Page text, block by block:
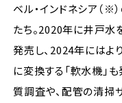
ベル・インドネシア（※
たち。2020年に井戸水
発売し、2024年にはよ
に変換する「軟水機」
質調査や、配管の清掃